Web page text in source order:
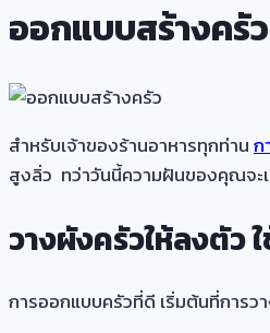
ออกแบบสร้างครั
สำหรับเจ้าของร้านอาหารทุกท่านก
สูงลิ่ว ทว่าวันนี้ความฝันของคุณจะ
วางผังครัวให้ลงตัว
การออกแบบครัวที่ดี เริ่มต้นที่การ